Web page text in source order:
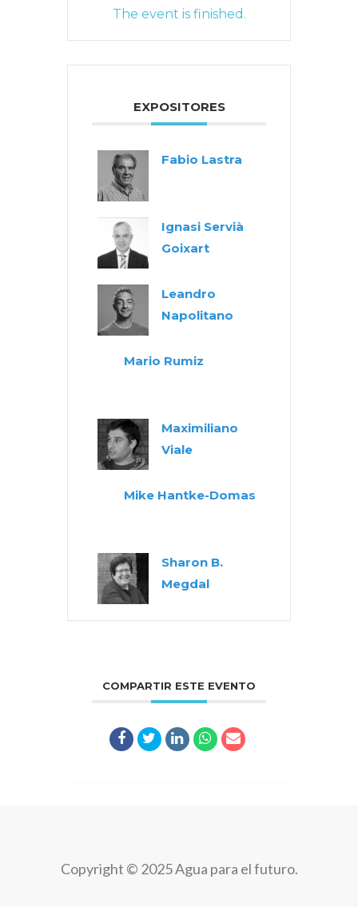
The event is finished.
EXPOSITORES
Fabio Lastra
Ignasi Servià
Goixart
Leandro
Napolitano
Mario Rumiz
Maximiliano
Viale
Mike Hantke-Domas
Sharon B.
Megdal
COMPARTIR ESTE EVENTO
Copyright © 2025 Agua para el futuro.